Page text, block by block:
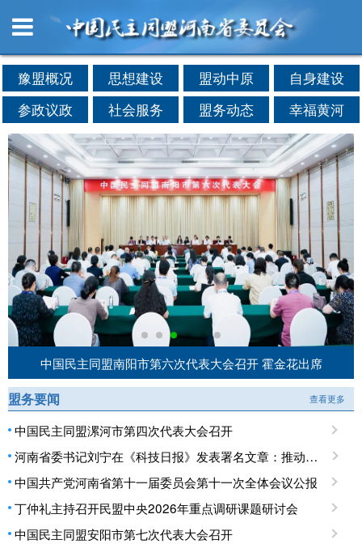
豫盟概况 思想建设 盟动中原
自身建设
参政议政
社会服务 盟务动态 幸福黄河
中国民主同盟南阳市第六次代表大会召开 霍金花出席
盟务要闻 查看更多
中国民主同盟漯河市第四次代表大会召开
河南省委书记刘宁在《科技日报》发表署名文章：推动科技创新和产业创新深度融合 提升现代化产业体系对高质量发展的支撑能力
中国共产党河南省第十一届委员会第十一次全体会议公报
丁仲礼主持召开民盟中央2026年重点调研课题研讨会
中国民主同盟安阳市第七次代表大会召开